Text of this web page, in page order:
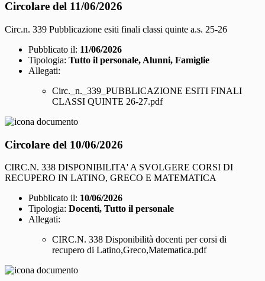
Circolare del 11/06/2026
Circ.n. 339 Pubblicazione esiti finali classi quinte a.s. 25-26
Pubblicato il: 11/06/2026
Tipologia: Tutto il personale, Alunni, Famiglie
Allegati:
Circ._n._339_PUBBLICAZIONE ESITI FINALI
CLASSI QUINTE 26-27.pdf
Circolare del 10/06/2026
CIRC.N. 338 DISPONIBILITA' A SVOLGERE CORSI DI
RECUPERO IN LATINO, GRECO E MATEMATICA
Pubblicato il: 10/06/2026
Tipologia: Docenti, Tutto il personale
Allegati:
CIRC.N. 338 Disponibilità docenti per corsi di
recupero di Latino,Greco,Matematica.pdf